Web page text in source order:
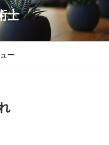
士
ー